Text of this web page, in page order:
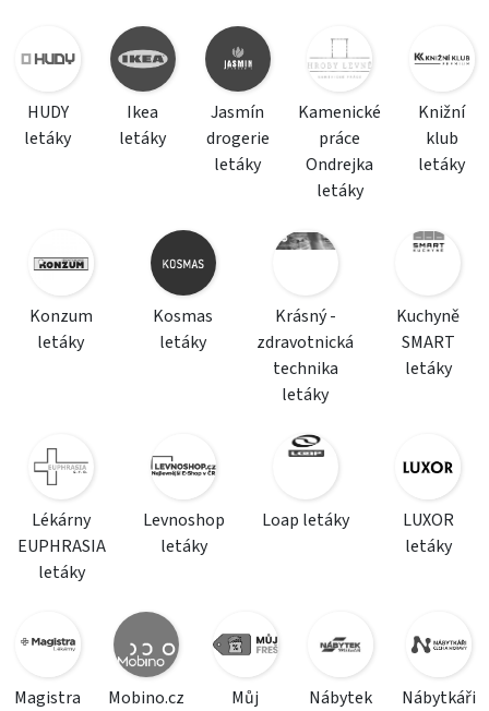
HUDY
letáky
Ikea
letáky
Jasmín
drogerie
letáky
Kamenické
práce
Ondrejka
letáky
Knižní
klub
letáky
Konzum
letáky
Kosmas
letáky
Krásný -
zdravotnická
technika
letáky
Kuchyně
SMART
letáky
Lékárny
EUPHRASIA
letáky
Levnoshop
letáky
Loap letáky
LUXOR
letáky
Magistra
Mobino.cz
Můj
Nábytek
Nábytkáři